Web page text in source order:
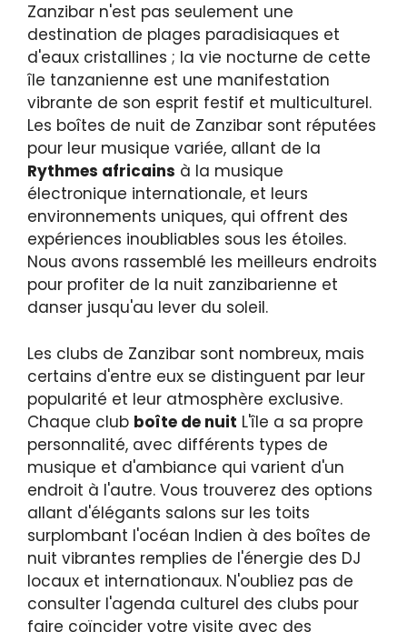
Zanzibar n'est pas seulement une
destination de plages paradisiaques et
d'eaux cristallines ; la vie nocturne de cette
île tanzanienne est une manifestation
vibrante de son esprit festif et multiculturel.
Les boîtes de nuit de Zanzibar sont réputées
pour leur musique variée, allant de la
Rythmes africains à la musique
électronique internationale, et leurs
environnements uniques, qui offrent des
expériences inoubliables sous les étoiles.
Nous avons rassemblé les meilleurs endroits
pour profiter de la nuit zanzibarienne et
danser jusqu'au lever du soleil.
Les clubs de Zanzibar sont nombreux, mais
certains d'entre eux se distinguent par leur
popularité et leur atmosphère exclusive.
Chaque club boîte de nuit L'île a sa propre
personnalité, avec différents types de
musique et d'ambiance qui varient d'un
endroit à l'autre. Vous trouverez des options
allant d'élégants salons sur les toits
surplombant l'océan Indien à des boîtes de
nuit vibrantes remplies de l'énergie des DJ
locaux et internationaux. N'oubliez pas de
consulter l'agenda culturel des clubs pour
faire coïncider votre visite avec des